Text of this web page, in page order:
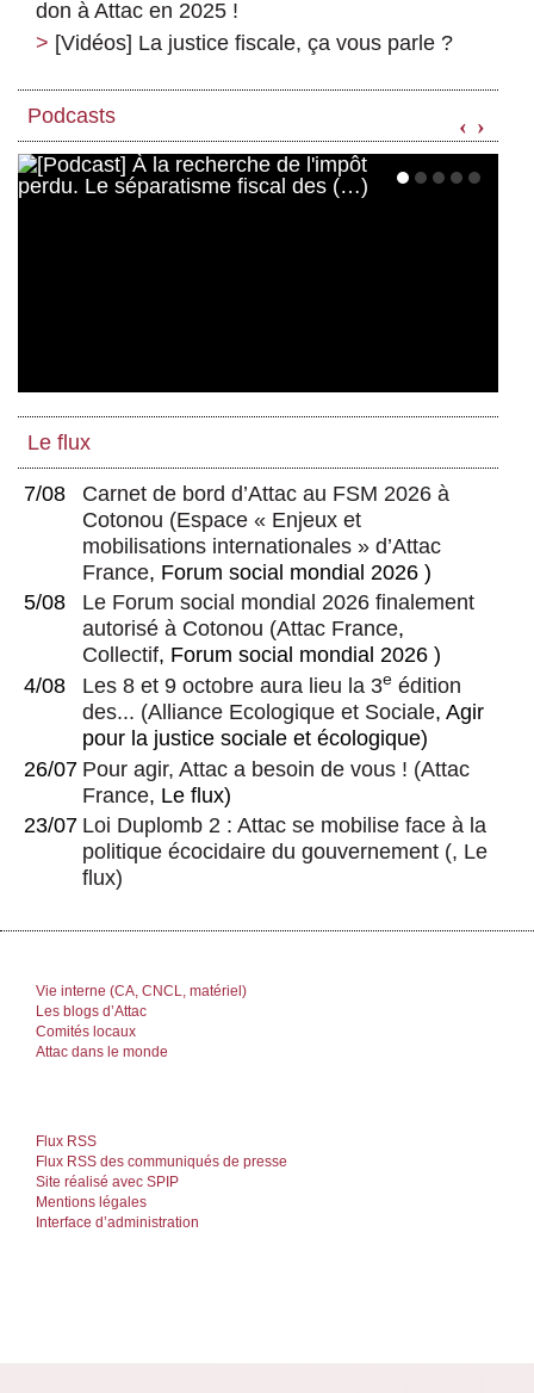
don à Attac en 2025 !
[Vidéos] La justice fiscale, ça vous parle ?
Podcasts ‹ ›
Le flux
7/08
Carnet de bord d’Attac au FSM 2026 à
Cotonou (Espace « Enjeux et
mobilisations internationales » d’Attac
France, Forum social mondial 2026 )
5/08
Le Forum social mondial 2026 finalement
autorisé à Cotonou (Attac France,
Collectif, Forum social mondial 2026 )
4/08
Les 8 et 9 octobre aura lieu la 3e édition
des... (Alliance Ecologique et Sociale, Agir
pour la justice sociale et écologique)
26/07 Pour agir, Attac a besoin de vous ! (Attac
France, Le flux)
23/07 Loi Duplomb 2 : Attac se mobilise face à la
politique écocidaire du gouvernement (, Le
flux)
Vie interne (CA, CNCL, matériel)
Les blogs d’Attac
Comités locaux
Attac dans le monde
Flux RSS
Flux RSS des communiqués de presse
Site réalisé avec SPIP
Mentions légales
Interface d’administration